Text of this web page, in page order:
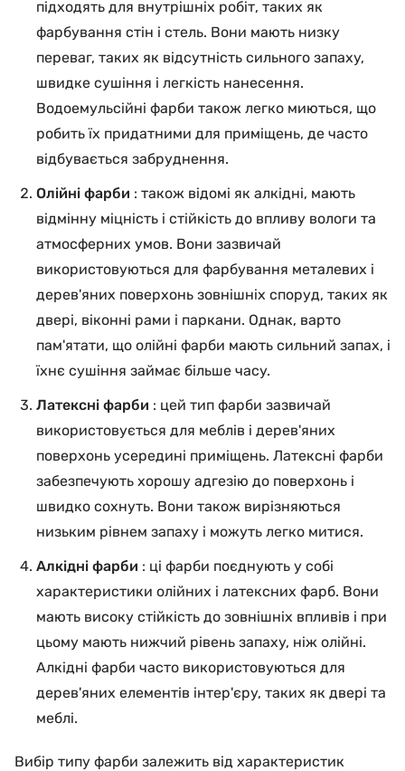
підходять для внутрішніх робіт, таких як
фарбування стін і стель. Вони мають низку
переваг, таких як відсутність сильного запаху,
швидке сушіння і легкість нанесення.
Водоемульсійні фарби також легко миються, що
робить їх придатними для приміщень, де часто
відбувається забруднення.
Олійні фарби : також відомі як алкідні, мають
відмінну міцність і стійкість до впливу вологи та
атмосферних умов. Вони зазвичай
використовуються для фарбування металевих і
дерев'яних поверхонь зовнішніх споруд, таких як
двері, віконні рами і паркани. Однак, варто
пам'ятати, що олійні фарби мають сильний запах, і
їхнє сушіння займає більше часу.
Латексні фарби : цей тип фарби зазвичай
використовується для меблів і дерев'яних
поверхонь усередині приміщень. Латексні фарби
забезпечують хорошу адгезію до поверхонь і
швидко сохнуть. Вони також вирізняються
низьким рівнем запаху і можуть легко митися.
Алкідні фарби : ці фарби поєднують у собі
характеристики олійних і латексних фарб. Вони
мають високу стійкість до зовнішніх впливів і при
цьому мають нижчий рівень запаху, ніж олійні.
Алкідні фарби часто використовуються для
дерев'яних елементів інтер'єру, таких як двері та
меблі.
Вибір типу фарби залежить від характеристик